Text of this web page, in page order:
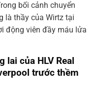
bối cảnh chuyển
là thầy của Wirtz tại
động viên đầy máu lửa
lai của HLV Real
trước thềm